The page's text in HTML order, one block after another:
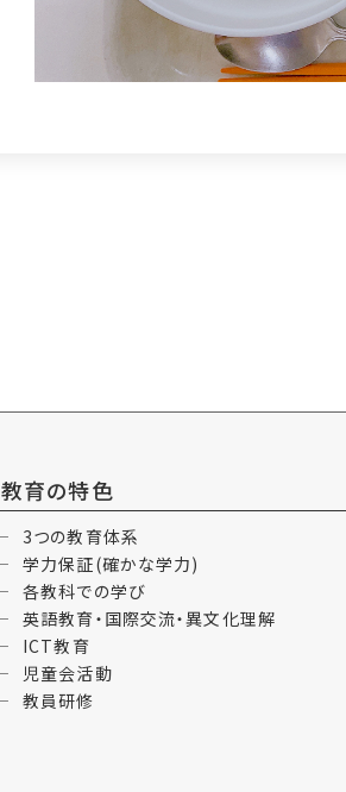
教育の特色
3つの教育体系
学力保証(確かな学力)
各教科での学び
英語教育・国際交流・異文化理解
ICT教育
児童会活動
教員研修